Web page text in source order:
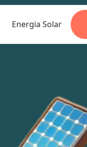
Energia Solar